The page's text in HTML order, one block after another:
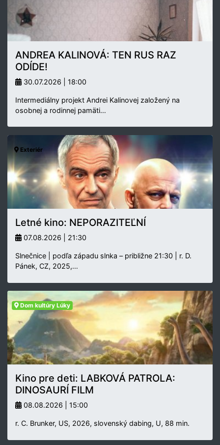
ANDREA KALINOVÁ: TEN RUS RAZ
ODÍDE!
30.07.2026 | 18:00
Intermediálny projekt Andrei Kalinovej založený na
osobnej a rodinnej pamäti…
Exteriér
Letné kino: NEPORAZITEĽNÍ
07.08.2026 | 21:30
Slnečnice | podľa západu slnka – približne 21:30 | r. D.
Pánek, CZ, 2025,…
Dom kultúry Lúky
Kino pre deti: LABKOVÁ PATROLA:
DINOSAURÍ FILM
08.08.2026 | 15:00
r. C. Brunker, US, 2026, slovenský dabing, U, 88 min.